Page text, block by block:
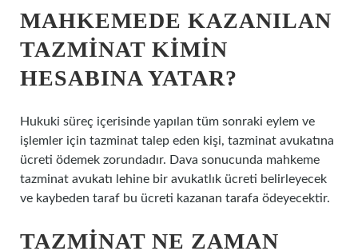
MAHKEMEDE KAZANILAN
TAZMINAT KIMIN
HESABINA YATAR?
Hukuki süreç içerisinde yapılan tüm sonraki eylem ve
işlemler için tazminat talep eden kişi, tazminat avukatına
ücreti ödemek zorundadır. Dava sonucunda mahkeme
tazminat avukatı lehine bir avukatlık ücreti belirleyecek
ve kaybeden taraf bu ücreti kazanan tarafa ödeyecektir.
TAZMINAT NE ZAMAN